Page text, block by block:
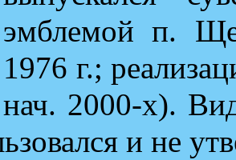
эмблемой п.
1976 г.;
нач. 2000-х).
и не